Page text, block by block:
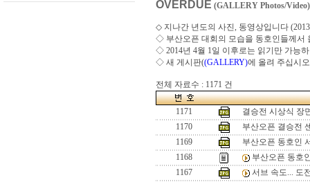
OVERDUE (GALLERY Photos/Video)
◇ 지나간 년도의 사진, 동영상입니다
◇ 부산오픈 대회의 모습을 동호인들께서
◇ 2014년 4월 1일 이후로는 읽기만 가능
◇ 새 게시판((GALLERY)에 올려 주십시오
전체 자료수 : 1171 건
1171
결승전 시상식 장
1170
부산오픈 결승전
1169
부산오픈 동호인
1168
부산오픈 동호
1167
서브 속도... 도